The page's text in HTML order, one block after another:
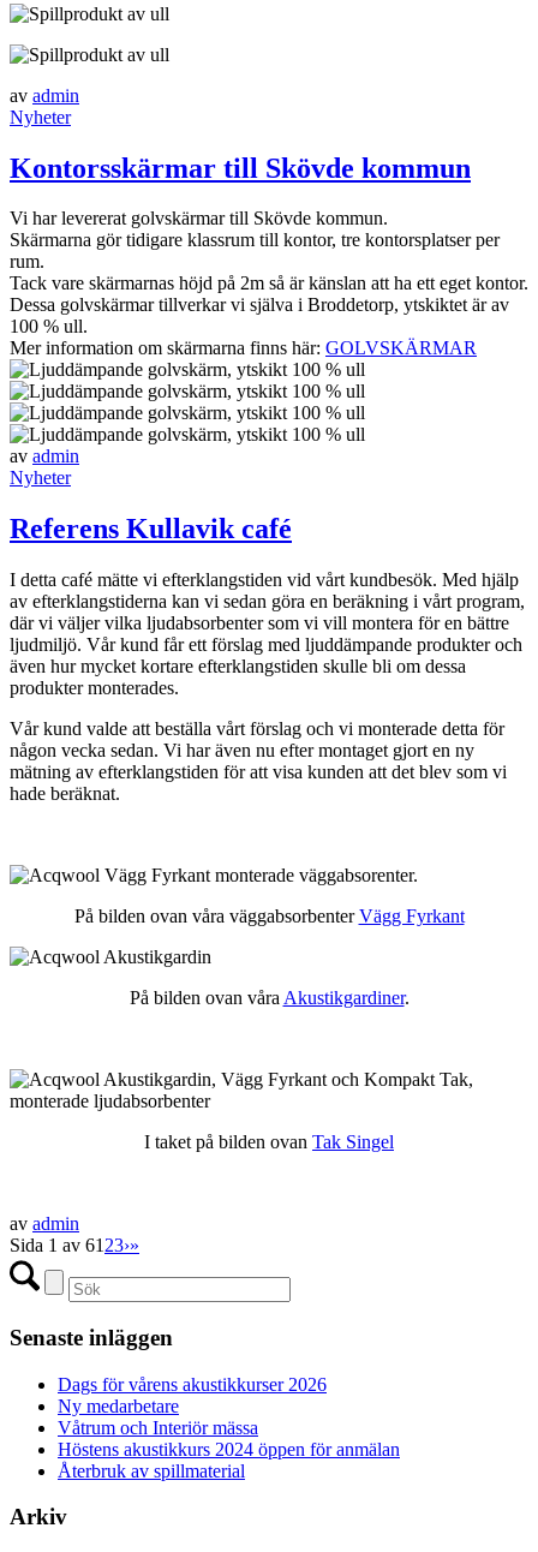
av admin
Nyheter
Kontorsskärmar till Skövde kommun
Vi har levererat golvskärmar till Skövde kommun.
Skärmarna gör tidigare klassrum till kontor, tre kontorsplatser per
rum.
Tack vare skärmarnas höjd på 2m så är känslan att ha ett eget kontor.
Dessa golvskärmar tillverkar vi själva i Broddetorp, ytskiktet är av
100 % ull.
Mer information om skärmarna finns här: GOLVSKÄRMAR
av admin
Nyheter
Referens Kullavik café
I detta café mätte vi efterklangstiden vid vårt kundbesök. Med hjälp
av efterklangstiderna kan vi sedan göra en beräkning i vårt program,
där vi väljer vilka ljudabsorbenter som vi vill montera för en bättre
ljudmiljö. Vår kund får ett förslag med ljuddämpande produkter och
även hur mycket kortare efterklangstiden skulle bli om dessa
produkter monterades.
Vår kund valde att beställa vårt förslag och vi monterade detta för
någon vecka sedan. Vi har även nu efter montaget gjort en ny
mätning av efterklangstiden för att visa kunden att det blev som vi
hade beräknat.
På bilden ovan våra väggabsorbenterVägg Fyrkant
På bilden ovan våra Akustikgardiner.
I taket på bilden ovan Tak Singel
av admin
Sida 1 av 61 23›»
Senaste inläggen
Dags för vårens akustikkurser 2026
Ny medarbetare
Våtrum och Interiör mässa
Höstens akustikkurs 2024 öppen för anmälan
Återbruk av spillmaterial
Arkiv